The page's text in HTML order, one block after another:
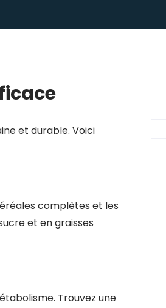
et durable. Voici
complètes et les
et en graisses
Trouvez une